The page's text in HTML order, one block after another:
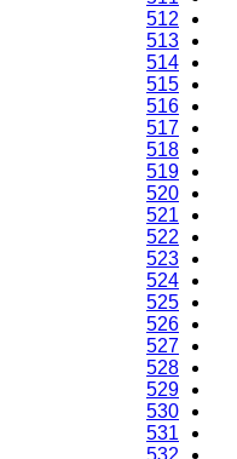
512
513
514
515
516
517
518
519
520
521
522
523
524
525
526
527
528
529
530
531